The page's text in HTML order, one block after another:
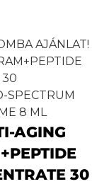
AJÁNLAT!
30
SPECTRUM
8 ML
AGING
30